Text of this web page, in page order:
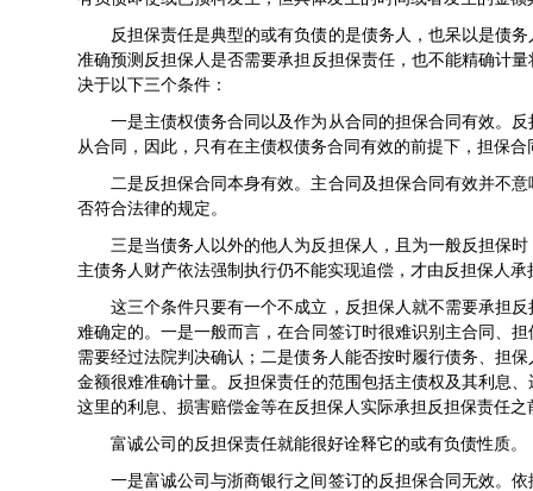
反担保责任是典型的或有负债的是债务人，也呆以是债
准确预测反担保人是否需要承担反担保责任，也不能精确计
决于以下三个条件：
一是主债权债务合同以及作为从合同的担保合同有效。
从合同，因此，只有在主债权债务合同有效的前提下，担保
二是反担保合同本身有效。主合同及担保合同有效并不
否符合法律的规定。
三是当债务人以外的他人为反担保人，且为一般反担保
主债务人财产依法强制执行仍不能实现追偿，才由反担保人承
这三个条件只要有一个不成立，反担保人就不需要承担
难确定的。一是一般而言，在合同签订时很难识别主合同、
需要经过法院判决确认；二是债务人能否按时履行债务、担
金额很难准确计量。反担保责任的范围包括主债权及其利息
这里的利息、损害赔偿金等在反担保人实际承担反担保责任
富诚公司的反担保责任就能很好诠释它的或有负债性质。
一是富诚公司与浙商银行之间签订的反担保合同无效。